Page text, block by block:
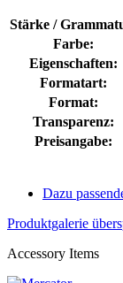
Stärke /
Farbe:
Eigenschaften:
Formatart:
Format:
Transparenz:
Preisangabe:
Dazu
Produktgalerie
Accessory Items